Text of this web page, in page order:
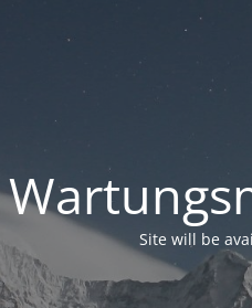
Site will be